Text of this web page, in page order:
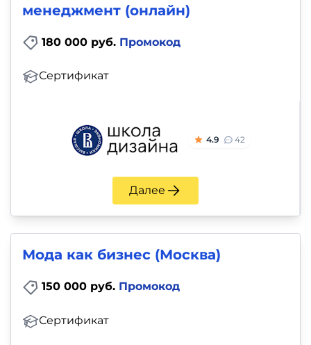
менеджмент (онлайн)
180 000 руб. Промокод
Сертификат
4.9 42
Далее
Мода как бизнес (Москва)
150 000 руб. Промокод
Сертификат